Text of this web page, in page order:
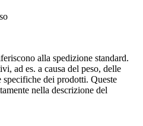
alla spedizione standard.
ad es. a causa del peso, delle
dei prodotti. Queste
nella descrizione del